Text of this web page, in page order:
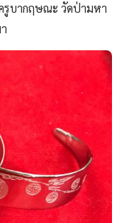
รูบากฤษณะ วัดป่ามหา